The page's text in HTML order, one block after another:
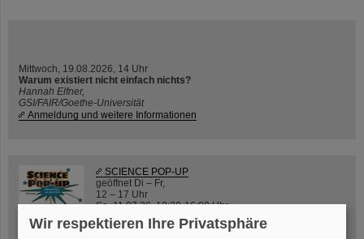
Mittwoch, 19.08.2026, 14 Uhr
Warum existiert nicht einfach nichts?
Hannah Elfner,
GSI/FAIR/Goethe-Universität
Anmeldung und weitere Informationen
SCIENCE POP-UP
geöffnet Di – Fr,
12 – 17 Uhr
Sa, 11.07.26, 10:30-16:00 Uhr
Ernst-Ludwig-Str. 22
Innenstadt Darmstadt
Wir respektieren Ihre Privatsphäre